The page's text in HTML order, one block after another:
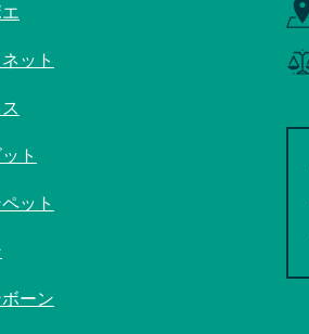
ット
ト
ット
ーン